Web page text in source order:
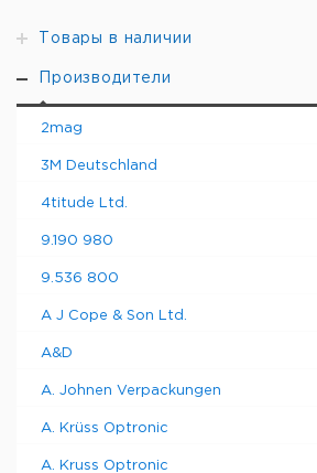
Товары в наличии
Производители
2mag
3M Deutschland
4titude Ltd.
9.190 980
9.536 800
A J Cope & Son Ltd.
A&D
A. Johnen Verpackungen
A. Krüss Optronic
A. Kruss Optronic